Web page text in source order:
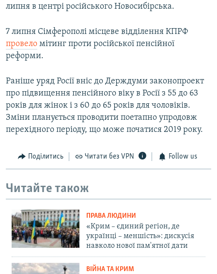
липня в центрі російського Новосибірська.
7 липня Сімферополі місцеве відділення КПРФ
провело мітинг проти російської пенсійної
реформи.
Раніше уряд Росії вніс до Держдуми законопроект
про підвищення пенсійного віку в Росії з 55 до 63
років для жінок і з 60 до 65 років для чоловіків.
Зміни планується проводити поетапно упродовж
перехідного періоду, що може початися 2019 року.
Поділитись Читати без VPN Follow us
Читайте також
ПРАВА ЛЮДИНИ
«Крим – єдиний регіон, де
українці – меншість»: дискусія
навколо нової пам'ятної дати
ВІЙНА ТА КРИМ